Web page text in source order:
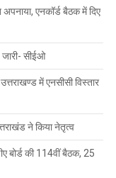
एनकॉर्ड बैठक में दिए
सीईओ
में एनसीसी विस्तार
ने किया नेतृत्व
बोर्ड की 114वीं बैठक, 25